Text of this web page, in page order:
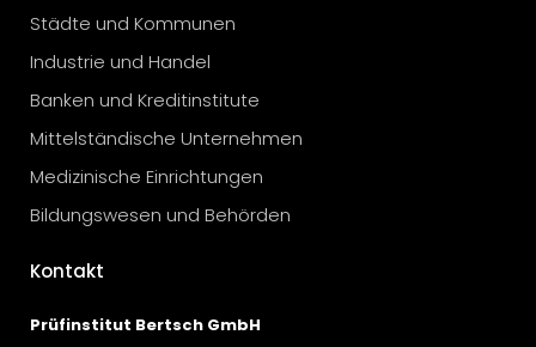
Städte und Kommunen
Industrie und Handel
Banken und Kreditinstitute
Mittelständische Unternehmen
Medizinische Einrichtungen
Bildungswesen und Behörden
Kontakt
Prüfinstitut Bertsch GmbH